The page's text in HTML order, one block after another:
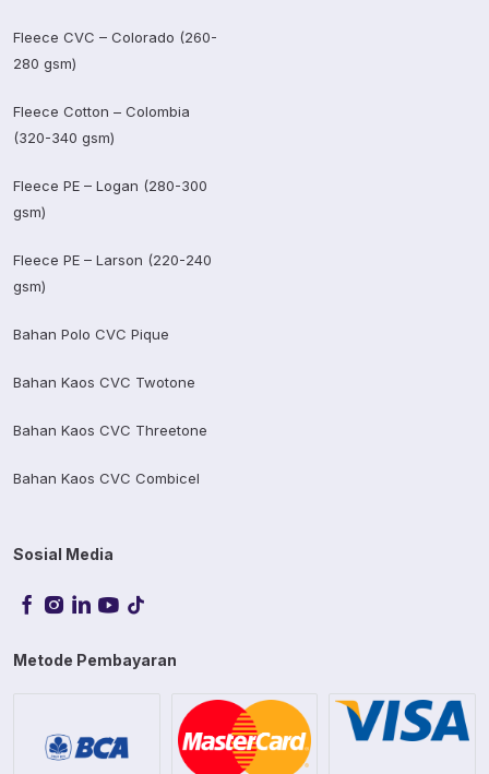
Fleece CVC – Colorado (260-
280 gsm)
Fleece Cotton – Colombia
(320-340 gsm)
Fleece PE – Logan (280-300
gsm)
Fleece PE – Larson (220-240
gsm)
Bahan Polo CVC Pique
Bahan Kaos CVC Twotone
Bahan Kaos CVC Threetone
Bahan Kaos CVC Combicel
Sosial Media
Metode Pembayaran